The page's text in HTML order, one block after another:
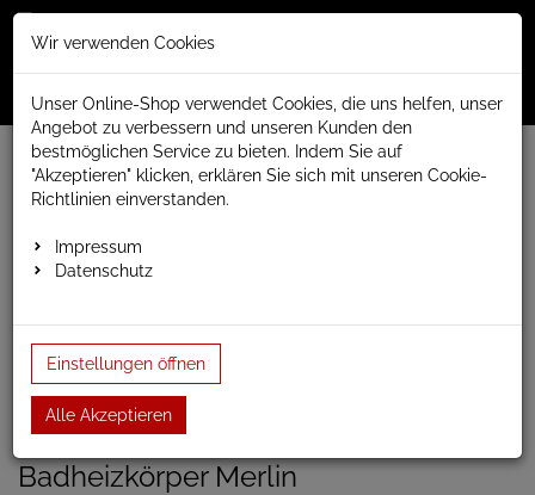
Menü
Weiter einkaufen www.anapont.eu
Badheizkörper
Design Badheizkörper
x 530b
Einloggen und Bewertung schreiben
Artikel-Nummer:
Badheizkörper Merlin
Wir verwenden Cookies
Unser Online-Shop verwendet Cookies, die uns helfen, unser
Angebot zu verbessern und unseren Kunden den
bestmöglichen Service zu bieten. Indem Sie auf
"Akzeptieren" klicken, erklären Sie sich mit unseren Cookie-
Richtlinien einverstanden.
Impressum
Datenschutz
Einstellungen öffnen
Alle Akzeptieren